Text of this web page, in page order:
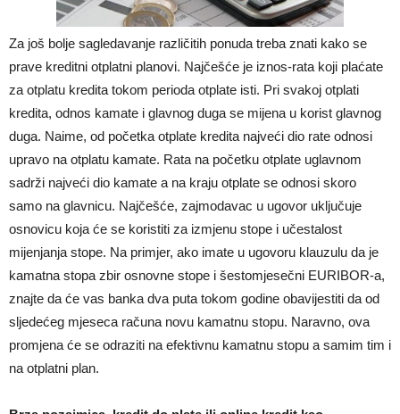
Za još bolje sagledavanje različitih ponuda treba znati kako se
prave kreditni otplatni planovi. Najčešće je iznos-rata koji plaćate
za otplatu kredita tokom perioda otplate isti. Pri svakoj otplati
kredita, odnos kamate i glavnog duga se mijena u korist glavnog
duga. Naime, od početka otplate kredita najveći dio rate odnosi
upravo na otplatu kamate. Rata na početku otplate uglavnom
sadrži najveći dio kamate a na kraju otplate se odnosi skoro
samo na glavnicu. Najčešće, zajmodavac u ugovor uključuje
osnovicu koja će se koristiti za izmjenu stope i učestalost
mijenjanja stope. Na primjer, ako imate u ugovoru klauzulu da je
kamatna stopa zbir osnovne stope i šestomjesečni EURIBOR-a,
znajte da će vas banka dva puta tokom godine obavijestiti da od
sljedećeg mjeseca računa novu kamatnu stopu. Naravno, ova
promjena će se odraziti na efektivnu kamatnu stopu a samim tim i
na otplatni plan.